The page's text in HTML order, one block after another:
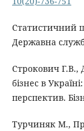
Статистичний
Державна
Строкович Г.В.,
бізнес в
перспектив.
Турчиняк М.,